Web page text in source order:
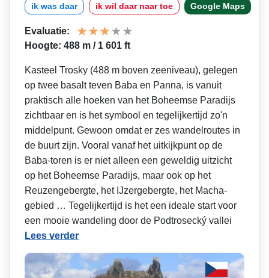
ik was daar ik wil daar naar toe Google Maps
Evaluatie:
Hoogte: 488 m / 1 601 ft
Kasteel Trosky (488 m boven zeeniveau), gelegen
op twee basalt teven Baba en Panna, is vanuit
praktisch alle hoeken van het Boheemse Paradijs
zichtbaar en is het symbool en tegelijkertijd zo'n
middelpunt. Gewoon omdat er zes wandelroutes in
de buurt zijn. Vooral vanaf het uitkijkpunt op de
Baba-toren is er niet alleen een geweldig uitzicht
op het Boheemse Paradijs, maar ook op het
Reuzengebergte, het IJzergebergte, het Macha-
gebied … Tegelijkertijd is het een ideale start voor
een mooie wandeling door de Podtrosecký vallei
Lees verder